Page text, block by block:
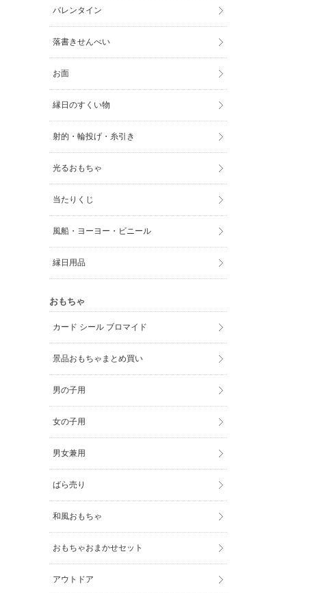
バレンタイン
落書きせんべい
お面
縁日のすくい物
射的・輪投げ・糸引き
光るおもちゃ
当たりくじ
風船・ヨーヨー・ビニール
縁日用品
おもちゃ
カード シール ブロマイド
景品おもちゃまとめ買い
男の子用
女の子用
男女兼用
ばら売り
和風おもちゃ
おもちゃおまかせセット
アウトドア